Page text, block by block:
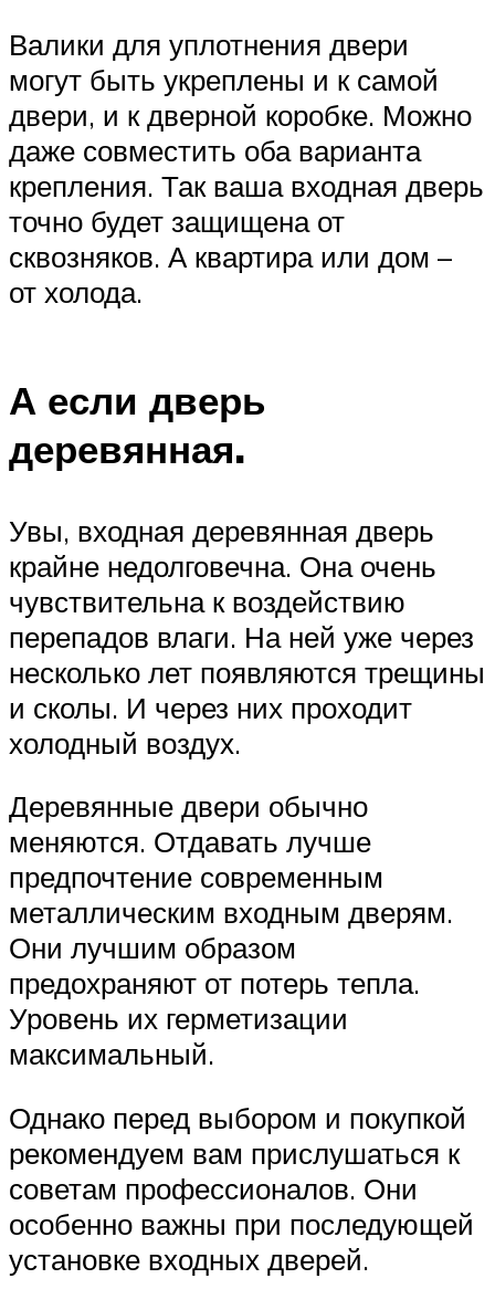
Валики для уплотнения двери
могут быть укреплены и к самой
двери, и к дверной коробке. Можно
даже совместить оба варианта
крепления. Так ваша входная дверь
точно будет защищена от
сквозняков. А квартира или дом –
от холода.
А если дверь
деревянная.
Увы, входная деревянная дверь
крайне недолговечна. Она очень
чувствительна к воздействию
перепадов влаги. На ней уже через
несколько лет появляются трещины
и сколы. И через них проходит
холодный воздух.
Деревянные двери обычно
меняются. Отдавать лучше
предпочтение современным
металлическим входным дверям.
Они лучшим образом
предохраняют от потерь тепла.
Уровень их герметизации
максимальный.
Однако перед выбором и покупкой
рекомендуем вам прислушаться к
советам профессионалов. Они
особенно важны при последующей
установке входных дверей.